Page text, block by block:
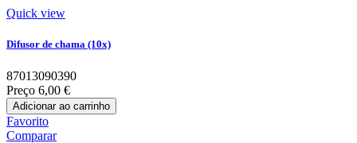
Quick view
Difusor de chama (10x)
87013090390
Preço 6,00 €
Adicionar ao carrinho
Favorito
Comparar